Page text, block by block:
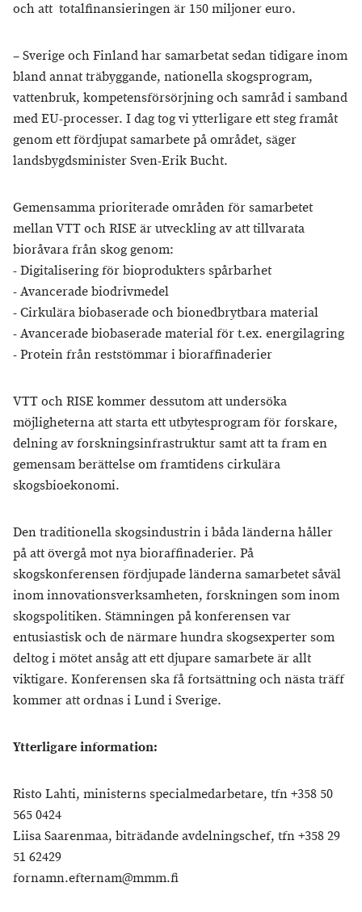
och att totalfinansieringen är 150 miljoner euro.
– Sverige och Finland har samarbetat sedan tidigare inom
bland annat träbyggande, nationella skogsprogram,
vattenbruk, kompetensförsörjning och samråd i samband
med EU-processer. I dag tog vi ytterligare ett steg framåt
genom ett fördjupat samarbete på området, säger
landsbygdsminister Sven-Erik Bucht.
Gemensamma prioriterade områden för samarbetet
mellan VTT och RISE är utveckling av att tillvarata
bioråvara från skog genom:
- Digitalisering för bioprodukters spårbarhet
- Avancerade biodrivmedel
- Cirkulära biobaserade och bionedbrytbara material
- Avancerade biobaserade material för t.ex. energilagring
- Protein från reststömmar i bioraffinaderier
VTT och RISE kommer dessutom att undersöka
möjligheterna att starta ett utbytesprogram för forskare,
delning av forskningsinfrastruktur samt att ta fram en
gemensam berättelse om framtidens cirkulära
skogsbioekonomi.
Den traditionella skogsindustrin i båda länderna håller
på att övergå mot nya bioraffinaderier. På
skogskonferensen fördjupade länderna samarbetet såväl
inom innovationsverksamheten, forskningen som inom
skogspolitiken. Stämningen på konferensen var
entusiastisk och de närmare hundra skogsexperter som
deltog i mötet ansåg att ett djupare samarbete är allt
viktigare. Konferensen ska få fortsättning och nästa träff
kommer att ordnas i Lund i Sverige.
Ytterligare information:
Risto Lahti, ministerns specialmedarbetare, tfn +358 50
565 0424
Liisa Saarenmaa, biträdande avdelningschef, tfn +358 29
51 62429
fornamn.efternam@mmm.fi